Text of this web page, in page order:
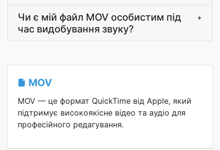
Чи є мій файл MOV особистим під
час видобування звуку?
+
MOV
MOV — це формат QuickTime від Apple, який
підтримує високоякісне відео та аудіо для
професійного редагування.